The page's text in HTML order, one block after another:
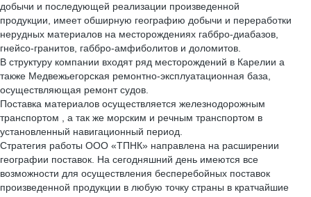
добычи и последующей реализации произведенной
продукции, имеет обширную географию добычи и переработки
нерудных материалов на месторождениях габбро-диабазов,
гнейсо-гранитов, габбро-амфиболитов и доломитов.
В структуру компании входят ряд месторождений в Карелии а
также Медвежьегорская ремонтно-эксплуатационная база,
осуществляющая ремонт судов.
Поставка материалов осуществляется железнодорожным
транспортом , а так же морским и речным транспортом в
установленный навигационный период.
Стратегия работы ООО «ТПНК» направлена на расширении
географии поставок. На сегодняшний день имеются все
возможности для осуществления бесперебойных поставок
произведенной продукции в любую точку страны в кратчайшие